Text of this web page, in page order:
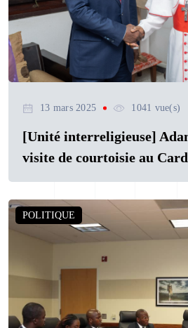
13 mars 2025 1041 vue(s)
[Unité interreligieuse]
visite de courtoisie au
POLITIQUE